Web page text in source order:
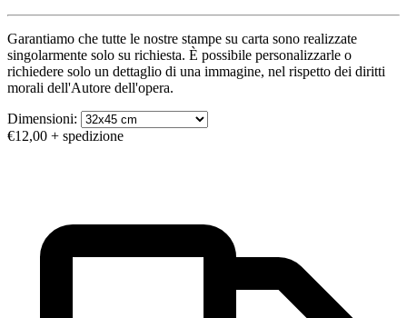
Garantiamo che tutte le nostre stampe su carta sono realizzate
singolarmente solo su richiesta. È possibile personalizzarle o
richiedere solo un dettaglio di una immagine, nel rispetto dei diritti
morali dell'Autore dell'opera.
Dimensioni:
€12,00 + spedizione